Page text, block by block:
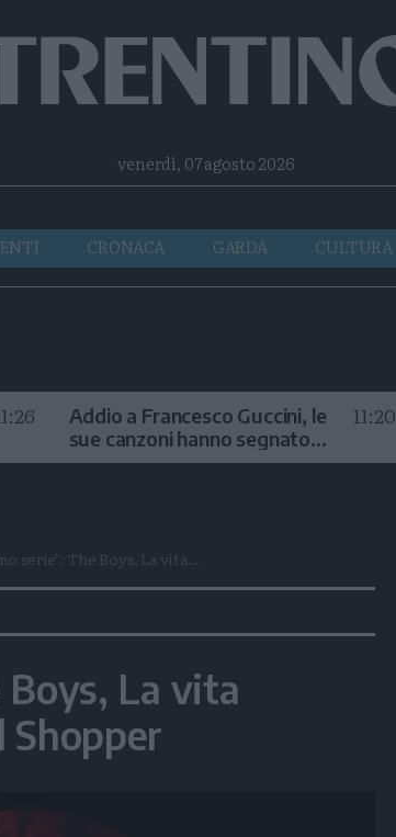
Telegram
RSSvenerdì, 07 agosto 2026
CRONACA GARDA CULTURA
Addio a Francesco Guccini, le
sue canzoni hanno segnato
la storia
11:20
serie": The Boys, La vita...
Boys, La vita
Shopper